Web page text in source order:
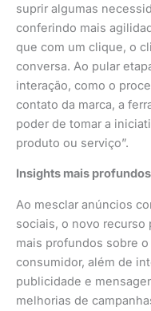
suprir algumas
conferindo mais
que com um clique, o
conversa. Ao pular
interação, como o
contato da marca, a
poder de tomar a
produto ou serviço”.
Insights mais profundos
Ao mesclar anúncios
sociais, o novo
mais profundos sobre
consumidor, além de
publicidade e
melhorias de